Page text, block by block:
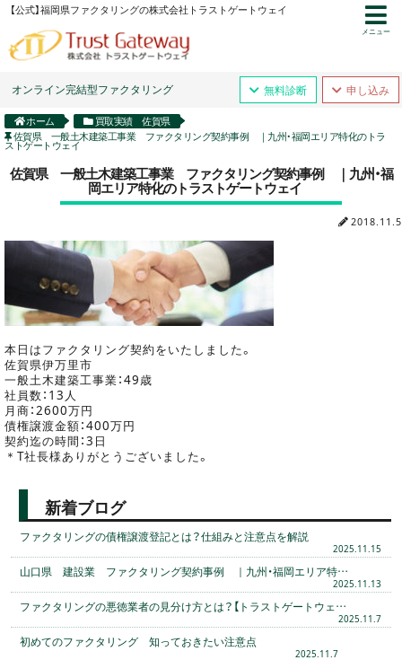
【公式】福岡県ファクタリングの株式会社トラストゲートウェイ
オンライン完結型ファクタリング 無料診断 申し込み
メニュー
ホーム
買取実績 佐賀県
佐賀県 一般土木建築工事業 ファクタリング契約事例 ｜九州・福岡エリア特化のトラ
ストゲートウェイ
佐賀県 一般土木建築工事業 ファクタリング契約事例 ｜九州・福
岡エリア特化のトラストゲートウェイ
2018.11.5
本日はファクタリング契約をいたしました。
佐賀県伊万里市
一般土木建築工事業：49歳
社員数：13人
月商：2600万円
債権譲渡金額：400万円
契約迄の時間：3日
＊T社長様ありがとうございました。
新着ブログ
ファクタリングの債権譲渡登記とは？仕組みと注意点を解説
2025.11.15
山口県 建設業 ファクタリング契約事例 ｜九州・福岡エリア特…
2025.11.13
ファクタリングの悪徳業者の見分け方とは？【トラストゲートウェ…
2025.11.7
初めてのファクタリング 知っておきたい注意点
2025.11.7